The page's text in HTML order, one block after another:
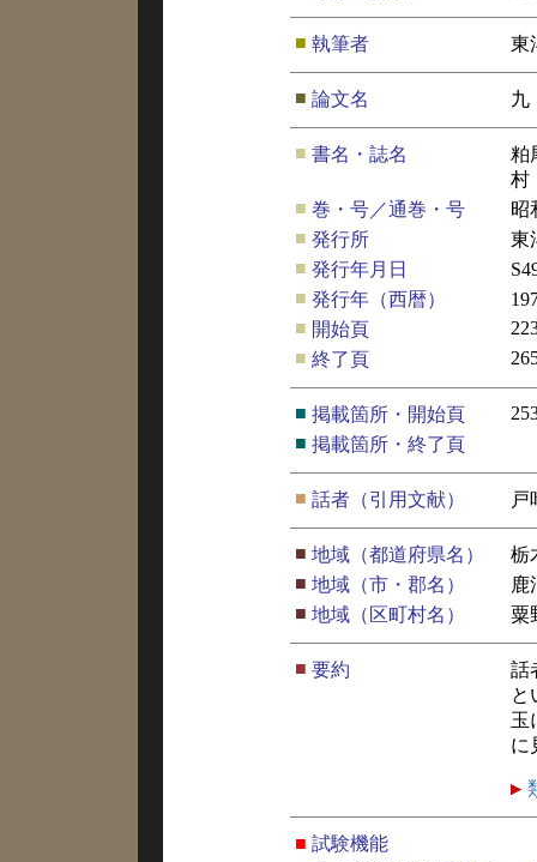
■ 執筆者 東
■ 論文名 九
■ 書名・誌名
粕
村
■ 巻・号／通巻・号
昭
■ 発行所
東
■ 発行年月日
■ 発行年（西暦）
■ 開始頁
■ 終了頁
■ 掲載箇所・開始頁
■ 掲載箇所・終了頁
■ 話者（引用文献） 戸
■ 地域（都道府県名）
栃
■ 地域（市・郡名）
鹿
■ 地域（区町村名） 粟
■ 要約
話
と
玉
に
■ 試験機能